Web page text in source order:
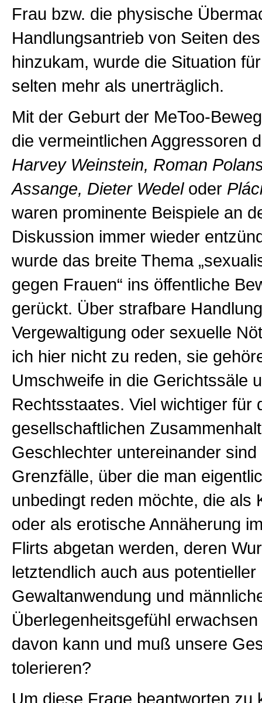
Frau bzw. die physische
Handlungsantrieb von Seiten
hinzukam, wurde die Situation
selten mehr als unerträglich.
Mit der Geburt der MeToo-
die vermeintlichen Aggressoren
Harvey Weinstein, Roman
Assange, Dieter Wedeloder
waren prominente Beispiele an
Diskussion immer wieder
wurde das breite Thema
gegen Frauen“ ins öffentliche
gerückt. Über strafbare
Vergewaltigung oder sexuelle
ich hier nicht zu reden, sie
Umschweife in die Gerichtssäle
Rechtsstaates. Viel wichtiger für
gesellschaftlichen
Geschlechter untereinander sind
Grenzfälle, über die man
unbedingt reden möchte, die als
oder als erotische Annäherung
Flirts abgetan werden, deren
letztendlich auch aus potentieller
Gewaltanwendung und
Überlegenheitsgefühl
davon kann und muß unsere
tolerieren?
Um diese Frage beantworten zu